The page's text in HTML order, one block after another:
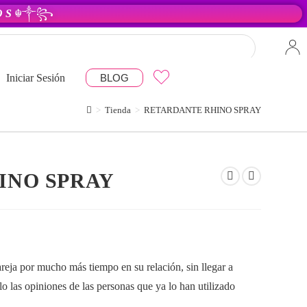
S ☬༒꧂
Iniciar Sesión BLOG
> Tienda > RETARDANTE RHINO SPRAY
SPRAY
por mucho más tiempo en su relación, sin llegar a
las opiniones de las personas que ya lo han utilizado